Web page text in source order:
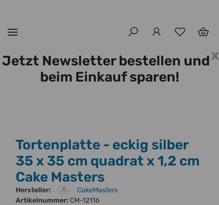
x
Jetzt Newsletter bestellen und
beim Einkauf sparen!
Tortenplatte - eckig silber
35 x 35 cm quadrat x 1,2 cm
Cake Masters
Hersteller:
CakeMasters
Artikelnummer: CM-12116